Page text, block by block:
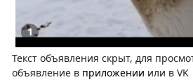
1
Текст объявления скрыт, для
объявление в приложении или в VK